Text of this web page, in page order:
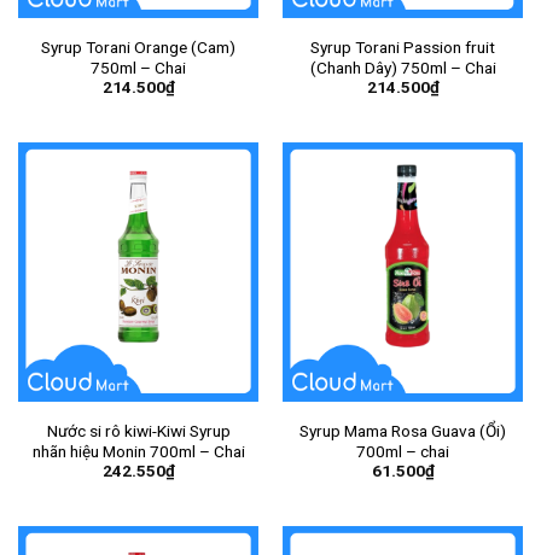
Syrup Torani Orange (Cam)
750ml – Chai
214.500₫
Syrup Torani Passion fruit
(Chanh Dây) 750ml – Chai
214.500₫
Nước si rô kiwi-Kiwi Syrup
nhãn hiệu Monin 700ml – Chai
242.550₫
Syrup Mama Rosa Guava (Ổi)
700ml – chai
61.500₫